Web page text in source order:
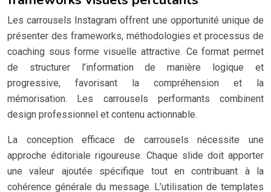
Les carrousels Instagram offrent une opportunité unique de
présenter des frameworks, méthodologies et processus de
coaching sous forme visuelle attractive. Ce format permet
de structurer l’information de manière logique et
progressive, favorisant la compréhension et la
mémorisation. Les carrousels performants combinent
design professionnel et contenu actionnable.
La conception efficace de carrousels nécessite une
approche éditoriale rigoureuse. Chaque slide doit apporter
une valeur ajoutée spécifique tout en contribuant à la
cohérence générale du message. L’utilisation de templates